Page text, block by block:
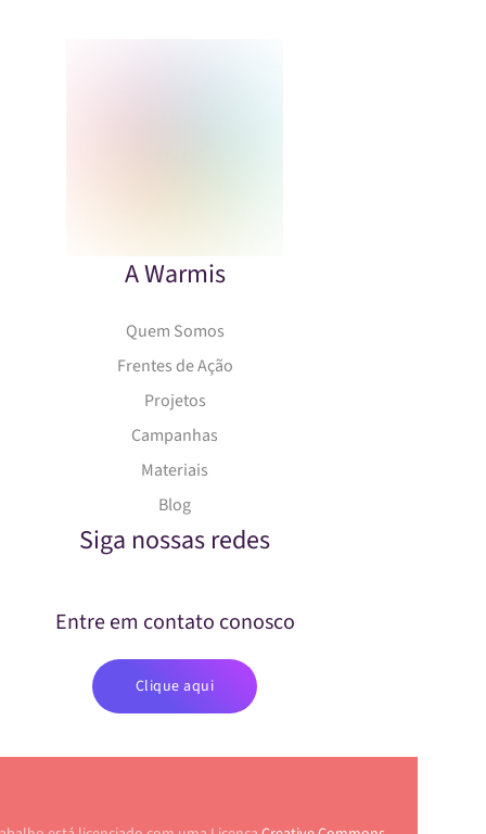
A Warmis
Quem Somos
Frentes de Ação
Projetos
Campanhas
Materiais
Blog
Siga nossas redes
Entre em contato conosco
Clique aqui